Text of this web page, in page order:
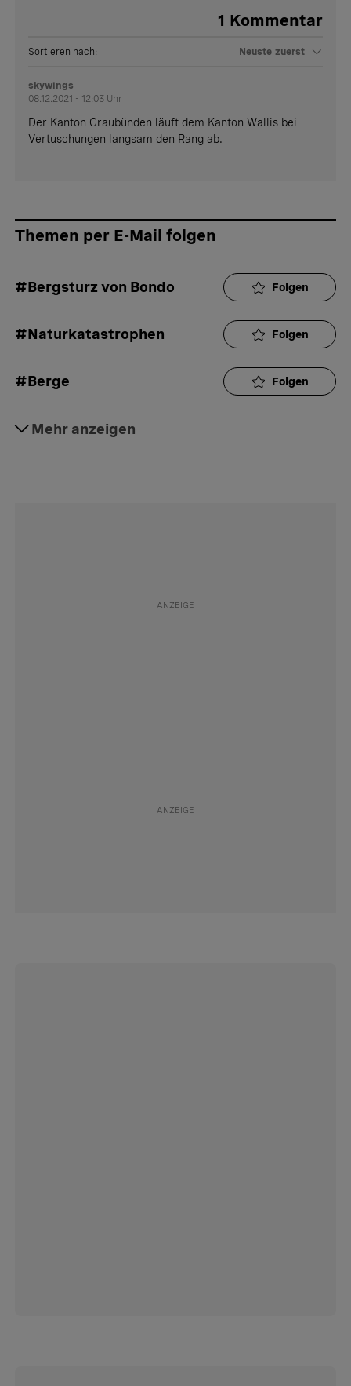
1 Kommentar
Sortieren nach: Neuste zuerst
skywings
08.12.2021 - 12:03 Uhr
Der Kanton Graubünden läuft dem Kanton Wallis bei
Vertuschungen langsam den Rang ab.
Themen per E-Mail folgen
#Bergsturz von Bondo Folgen
#Naturkatastrophen Folgen
#Berge Folgen
Mehr anzeigen
#Alpen